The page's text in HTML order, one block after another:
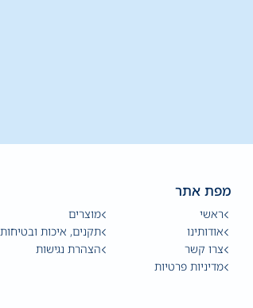
מפת אתר
ראשי
מוצרים
אודותינו
תקנים, איכות ובטיחות
צרו קשר
הצהרת נגישות
מדיניות פרטיות